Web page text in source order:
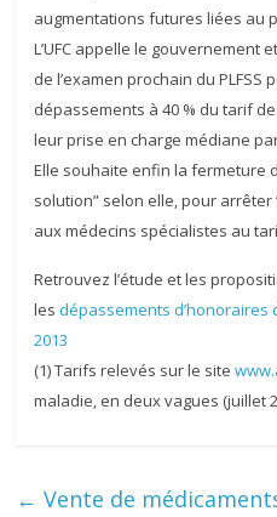
augmentations futures liées au
L’UFC appelle le gouvernement
de l’examen prochain du PLFSS
dépassements à 40 % du tarif
leur prise en charge médiane
Elle souhaite enfin la fermeture
solution” selon elle, pour arrêter
aux médecins spécialistes au
Retrouvez l’étude et les
lesdépassements d’honoraires
2013
(1) Tarifs relevés sur le site
maladie, en deux vagues (juillet
← Vente de